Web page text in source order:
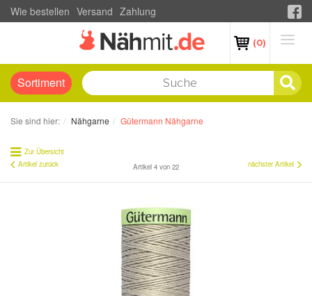
Wie bestellen Versand Zahlung
(0)
Sortiment
Sie sind hier: Nähgarne Gütermann Nähgarne
Zur Übersicht
Artikel zurück
Artikel 4 von 22 nächster Artikel